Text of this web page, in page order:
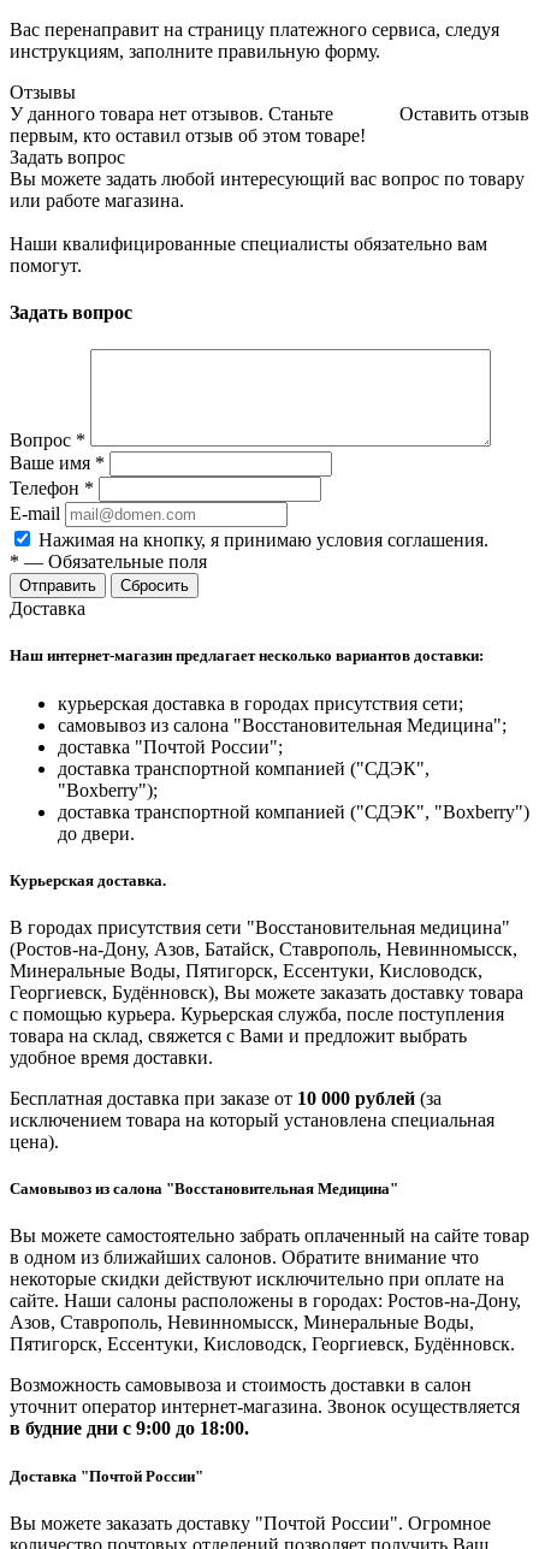
Вас перенаправит на страницу платежного сервиса, следуя
инструкциям, заполните правильную форму.
Отзывы
Оставить отзыв
У данного товара нет отзывов. Станьте
первым, кто оставил отзыв об этом товаре!
Задать вопрос
Вы можете задать любой интересующий вас вопрос по товару
или работе магазина.
Наши квалифицированные специалисты обязательно вам
помогут.
Задать вопрос
Вопрос *
Ваше имя *
Телефон *
E-mail
Нажимая на кнопку, я принимаю условия соглашения.
* — Обязательные поля
Отправить Сбросить
Доставка
Наш интернет-магазин предлагает несколько вариантов доставки:
курьерская доставка в городах присутствия сети;
самовывоз из салона "Восстановительная Медицина";
доставка "Почтой России";
доставка транспортной компанией ("СДЭК",
"Boxberry");
доставка транспортной компанией ("СДЭК", "Boxberry")
до двери.
Курьерская доставка.
В городах присутствия сети "Восстановительная медицина"
(Ростов-на-Дону, Азов, Батайск, Ставрополь, Невинномысск,
Минеральные Воды, Пятигорск, Ессентуки, Кисловодск,
Георгиевск, Будённовск), Вы можете заказать доставку товара
с помощью курьера. Курьерская служба, после поступления
товара на склад, свяжется с Вами и предложит выбрать
удобное время доставки.
Бесплатная доставка при заказе от 10 000 рублей (за
исключением товара на который установлена специальная
цена).
Самовывоз из салона "Восстановительная Медицина"
Вы можете самостоятельно забрать оплаченный на сайте товар
в одном из ближайших салонов. Обратите внимание что
некоторые скидки действуют исключительно при оплате на
сайте. Наши салоны расположены в городах: Ростов-на-Дону,
Азов, Ставрополь, Невинномысск, Минеральные Воды,
Пятигорск, Ессентуки, Кисловодск, Георгиевск, Будённовск.
Возможность самовывоза и стоимость доставки в салон
уточнит оператор интернет-магазина. Звонок осуществляется
в будние дни с 9:00 до 18:00.
Доставка "Почтой России"
Вы можете заказать доставку "Почтой России". Огромное
количество почтовых отделений позволяет получить Ваш